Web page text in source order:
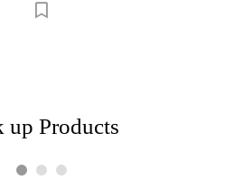
up Products
1 2 3